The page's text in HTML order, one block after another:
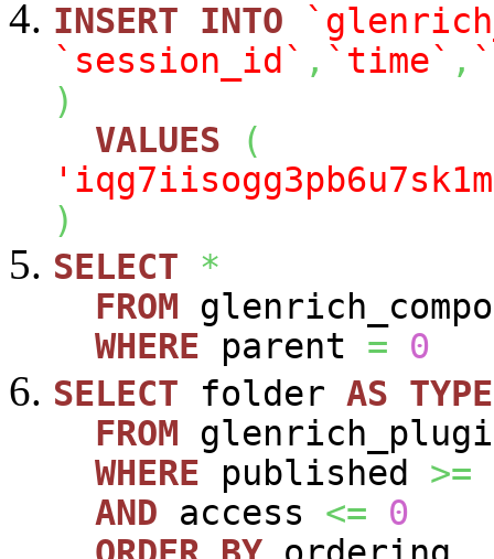
INSERT
INTO
`session_id` , `time` ,
)
VALUES
(
)
SELECT
*
FROM
WHERE parent =
0
SELECT folder AS TYPE
FROM
WHERE published >=
AND access <=
0